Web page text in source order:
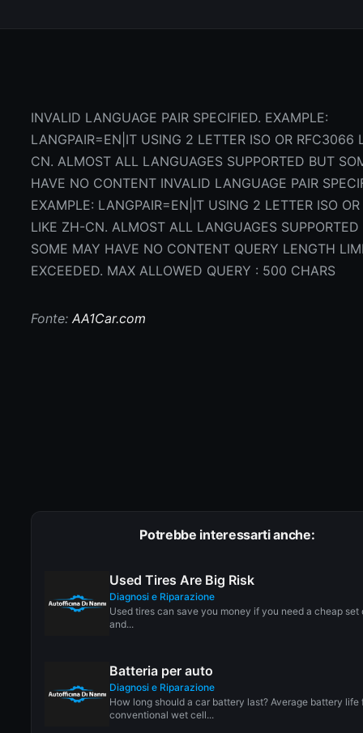
INVALID LANGUAGE PAIR SPECIFIED. EXAMPLE:
LANGPAIR=EN|IT USING 2 LETTER ISO OR RFC3066
CN. ALMOST ALL LANGUAGES SUPPORTED BUT
HAVE NO CONTENT INVALID LANGUAGE PAIR
EXAMPLE: LANGPAIR=EN|IT USING 2 LETTER ISO
LIKE ZH-CN. ALMOST ALL LANGUAGES SUPPORTED
SOME MAY HAVE NO CONTENT QUERY LENGTH
EXCEEDED. MAX ALLOWED QUERY : 500 CHARS
Fonte:AA1Car.com
Potrebbe interessarti anche:
Used Tires Are Big Risk
Diagnosi e Riparazione
Used tires can save you money if you need a cheap set
and...
Batteria per auto
Diagnosi e Riparazione
How long should a car battery last? Average battery life
conventional wet cell...